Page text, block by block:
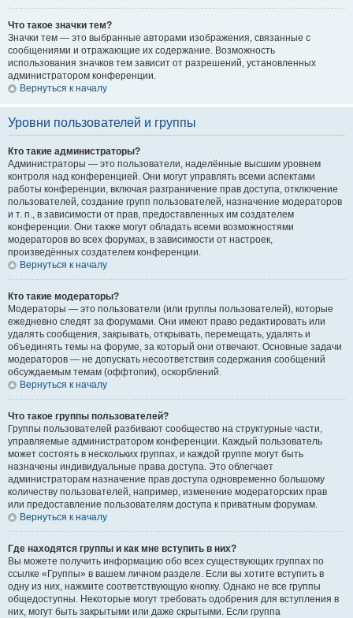
Что такое значки тем?
Значки тем — это выбранные авторами изображения, связанные с
сообщениями и отражающие их содержание. Возможность
использования значков тем зависит от разрешений, установленных
администратором конференции.
Вернуться к началу
Уровни пользователей и группы
Кто такие администраторы?
Администраторы — это пользователи, наделённые высшим уровнем
контроля над конференцией. Они могут управлять всеми аспектами
работы конференции, включая разграничение прав доступа, отключение
пользователей, создание групп пользователей, назначение модераторов
и т. п., в зависимости от прав, предоставленных им создателем
конференции. Они также могут обладать всеми возможностями
модераторов во всех форумах, в зависимости от настроек,
произведённых создателем конференции.
Вернуться к началу
Кто такие модераторы?
Модераторы — это пользователи (или группы пользователей), которые
ежедневно следят за форумами. Они имеют право редактировать или
удалять сообщения, закрывать, открывать, перемещать, удалять и
объединять темы на форуме, за который они отвечают. Основные задачи
модераторов — не допускать несоответствия содержания сообщений
обсуждаемым темам (оффтопик), оскорблений.
Вернуться к началу
Что такое группы пользователей?
Группы пользователей разбивают сообщество на структурные части,
управляемые администратором конференции. Каждый пользователь
может состоять в нескольких группах, и каждой группе могут быть
назначены индивидуальные права доступа. Это облегчает
администраторам назначение прав доступа одновременно большому
количеству пользователей, например, изменение модераторских прав
или предоставление пользователям доступа к приватным форумам.
Вернуться к началу
Где находятся группы и как мне вступить в них?
Вы можете получить информацию обо всех существующих группах по
ссылке «Группы» в вашем личном разделе. Если вы хотите вступить в
одну из них, нажмите соответствующую кнопку. Однако не все группы
общедоступны. Некоторые могут требовать одобрения для вступления в
них, могут быть закрытыми или даже скрытыми. Если группа